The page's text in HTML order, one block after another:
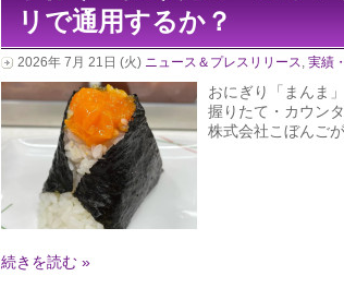
リで通用するか？
2026年 7月 21日 (火) ニュース＆プレスリリース, 実績
おにぎり「まんま
握りたて・カウン
株式会社こぼんご
続きを読む »